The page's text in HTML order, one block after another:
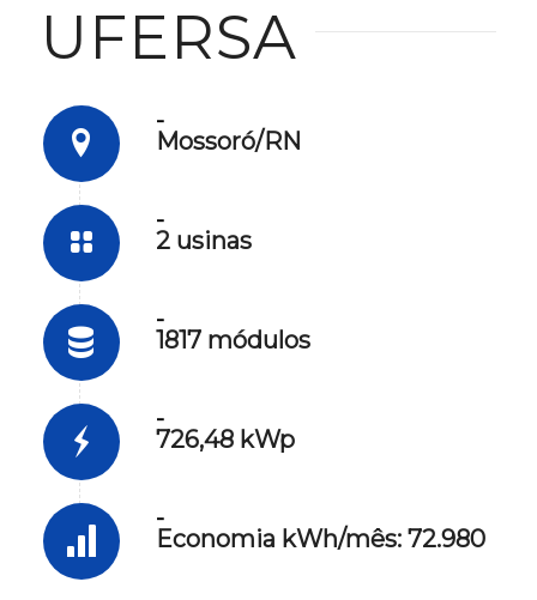
UFERSA
-
Mossoró/RN
-
2 usinas
-
1817 módulos
-
726,48 kWp
-
Economia kWh/mês: 72.980